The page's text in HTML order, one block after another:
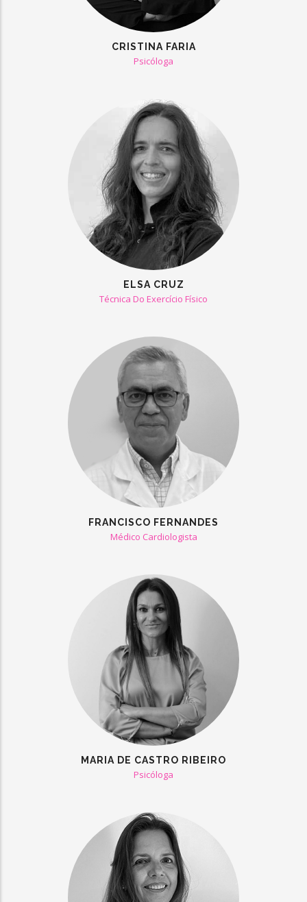
CRISTINA FARIA
Psicóloga
ELSA CRUZ
Técnica Do Exercício Físico
FRANCISCO FERNANDES
Médico Cardiologista
MARIA DE CASTRO RIBEIRO
Psicóloga